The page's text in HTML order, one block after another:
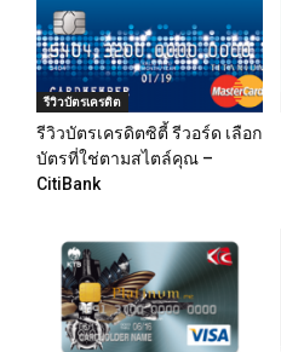
รีวิวบัตรเครดิต
รีวิวบัตรเครดิตซิตี้ รีวอร์ด เลือก
บัตรที่ใช่ตามสไตล์คุณ –
CitiBank